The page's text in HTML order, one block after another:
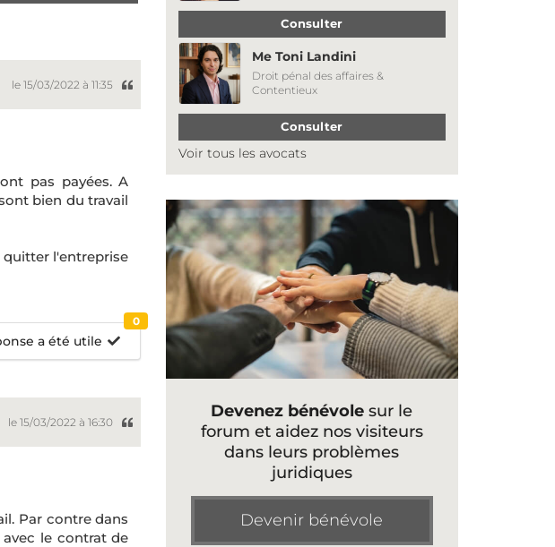
le 15/03/2022 à 11:35
pas payées. A
bien du travail
quitter l'entreprise
a été utile
0
le 15/03/2022 à 16:30
Par contre dans
le contrat de
Consulter
Me Toni Landini
Droit pénal des affaires &
Contentieux
Consulter
Voir tous les avocats
Devenez bénévole sur le
forum et aidez nos visiteurs
dans leurs problèmes
juridiques
Devenir bénévole